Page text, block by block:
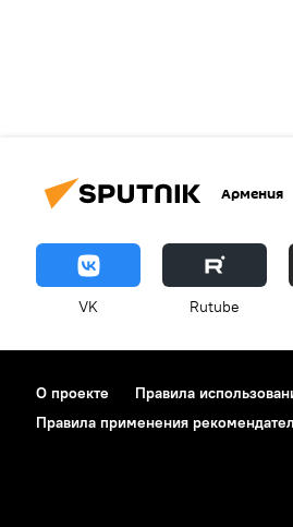
Армения
VK Rutube
О проекте Правила
Правила применения